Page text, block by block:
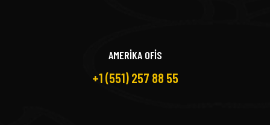
AMERİKA OFİS
+1 (551) 257 88 55